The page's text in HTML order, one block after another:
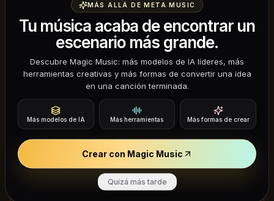
Creación artística
Obra de arte digital creativa
MÁS ALLÁ DE META MUSIC
Tu música acaba de encontrar un
escenario más grande.
Descubre Magic Music: más modelos de IA líderes, más
herramientas creativas y más formas de convertir una idea
en una canción terminada.
Más modelos de IA Más herramientas Más formas de crear
Crear con Magic Music
Quizá más tarde